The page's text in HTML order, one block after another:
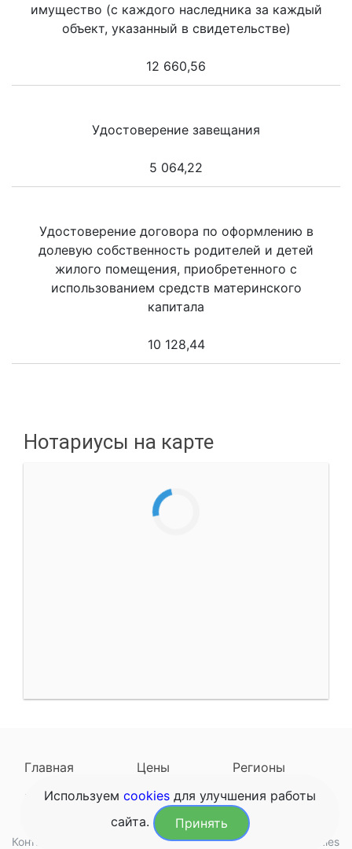
имущество (с каждого наследника за каждый
объект, указанный в свидетельстве)
12 660,56
Удостоверение завещания
5 064,22
Удостоверение договора по оформлению в
долевую собственность родителей и детей
жилого помещения, приобретенного с
использованием средств материнского
капитала
10 128,44
Нотариусы на карте
Главная Цены
Регионы
Наследодатели
Задать вопрос
Контакты Обработка данных Конфиденциальность Cookies
Используем cookies для улучшения работы
сайта.
Принять